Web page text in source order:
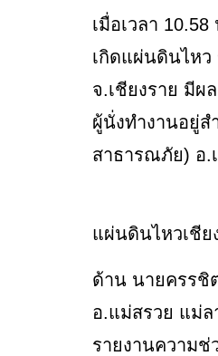
เมื่อเวลา
เกิดแผ่นดินไห
จ.เชียงราย มีผ
ผู้นั่งทำงานอยู่ส
สาธารณภัย) อ.
แผ่นดินไหวเชีย
ด้าน นายครรชิ
อ.แม่สรวย แม่ล
รายงานความช่